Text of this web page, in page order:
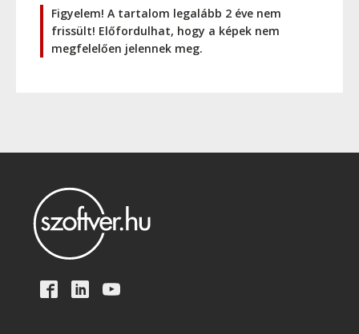
Figyelem! A tartalom legalább 2 éve nem
frissült! Előfordulhat, hogy a képek nem
megfelelően jelennek meg.